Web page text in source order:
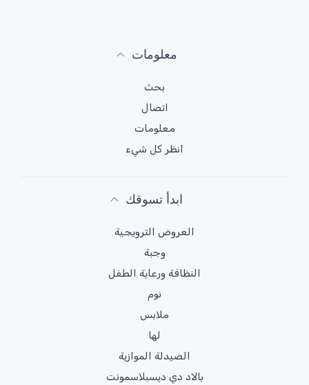
معلومات
بحث
اتصال
معلومات
انظر كل شيء
ابدأ تسوقك
العروض الترويجية
وجبة
النظافة ورعاية الطفل
نوم
ملابس
لها
الصيدلة الموازية
بالاد دي ديسبلاسمونت